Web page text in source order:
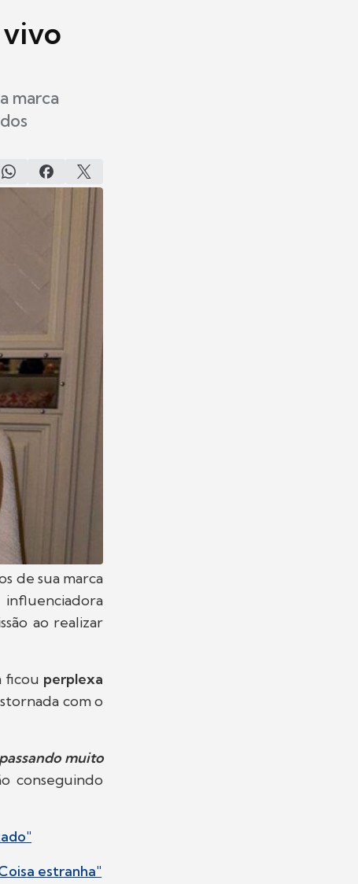
marca
de sua marca
ao realizar
ficou perplexa
com o
passando muito
conseguindo
estranha"